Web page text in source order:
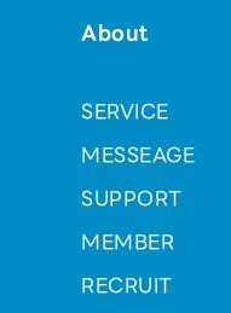
About
SERVICE
MESSEAGE
SUPPORT
MEMBER
RECRUIT